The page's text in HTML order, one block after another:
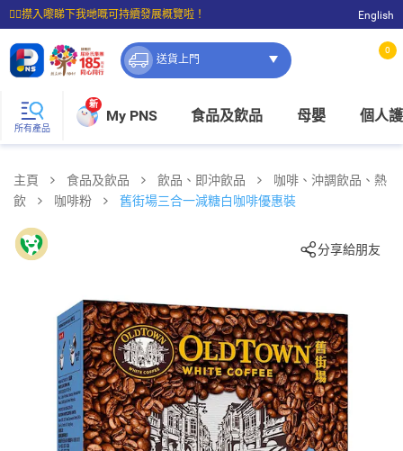
☝🏼㩒入嚟睇下我哋嘅可持續發展概覽啦！
⭐購物滿$399即享免費送貨；滿$100即可免費店取。
English
送貨上門
0
所有產品
新
My PNS 食品及飲品 母嬰 個人
主頁 食品及飲品 飲品、即沖飲品
咖啡、沖調飲品、熱
飲
咖啡粉 舊街場三合一減糖白咖啡優惠裝
分享給朋友